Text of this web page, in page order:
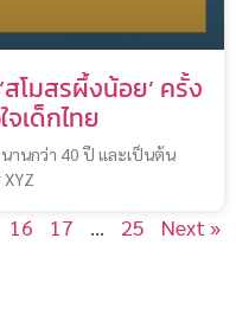
โมสรผึ้งน้อย’ ครั้ง
เด็กไทย
นกว่า 40 ปี และเป็นต้น
16 17 … 25 Next »